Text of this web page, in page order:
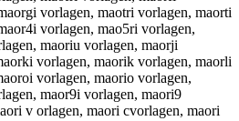
vorlagen, maotri vorlagen, maorti
vorlagen, mao5ri vorlagen,
maoriu vorlagen, maorji
vorlagen, maorik vorlagen, maorli
vorlagen, maorio vorlagen,
maor9i vorlagen, maori9
v orlagen, maori cvorlagen, maori